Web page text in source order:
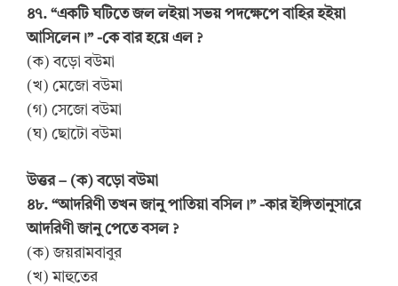
৪৭. “একটি ঘটিতে জল লইয়া সভয় পদক্ষেপে বাহির হইয়া
আসিলেন।” -কে বার হয়ে এল ?
(ক) বড়ো বউমা
(খ) মেজো বউমা
(গ) সেজো বউমা
(ঘ) ছোটো বউমা
উত্তর – (ক) বড়ো বউমা
৪৮. “আদরিণী তখন জানু পাতিয়া বসিল।” -কার ইঙ্গিতানুসারে
আদরিণী জানু পেতে বসল ?
(ক) জয়রামবাবুর
(খ) মাহুতের